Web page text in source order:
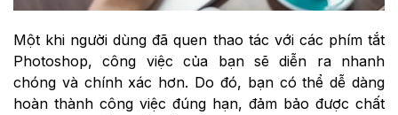
Một khi người dùng đã quen thao tác với các phím tắt
Photoshop, công việc của bạn sẽ diễn ra nhanh
chóng và chính xác hơn. Do đó, bạn có thể dễ dàng
hoàn thành công việc đúng hạn, đảm bảo được chất